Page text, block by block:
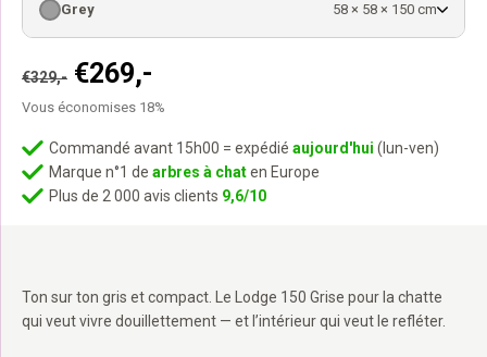
Ton sur ton gris et compact. Le Lodge 150 Grise pour la chatte
qui veut vivre douillettement — et l’intérieur qui veut le refléter.
€329,- Le
prix
était :
€329,-.
€269,-
prix
est :
€269,-.
Vous économises 18%
Grey 58 × 58 × 150 cm
Commandé avant 15h00 = expédié aujourd'hui (lun-ven)
Marque n°1 de arbres à chaten Europe
Plus de 2 000 avis clients 9,6/10